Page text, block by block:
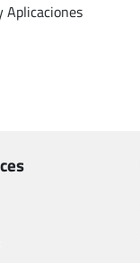
Aplicaciones